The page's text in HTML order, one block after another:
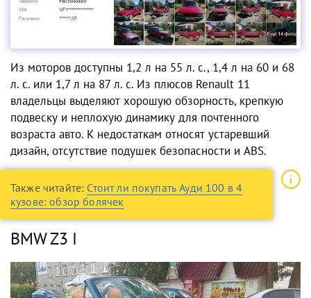
Из моторов доступны 1,2 л на 55 л. с., 1,4 л на 60 и 68
л. с. или 1,7 л на 87 л. с. Из плюсов Renault 11
владельцы выделяют хорошую обзорность, крепкую
подвеску и неплохую динамику для почтенного
возраста авто. К недостаткам относят устаревший
дизайн, отсутствие подушек безопасности и ABS.
Также читайте: Стоит ли покупать Ауди 100 в 4
кузове: обзор болячек
BMW Z3 I